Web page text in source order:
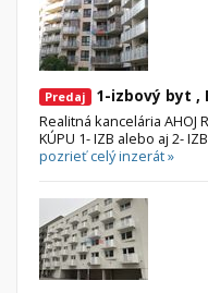
Predaj 1-izbový byt ,
Realitná kancelária AHOJ
KÚPU 1- IZB alebo aj 2-
pozrieť celý inzerát »